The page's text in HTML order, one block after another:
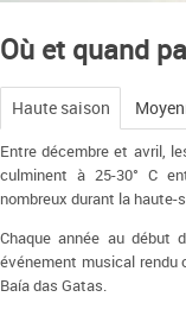
Où et quand
Haute saison
Entre décembre et avril,
culminent à 25-30° C
nombreux durant la haute-
Chaque année au début
événement musical rendu
Baía das Gatas.